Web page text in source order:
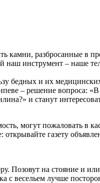
камни, разбросанные в
наш инструмент – наше
бедных и их
– решение вопроса:
и станут
могут пожаловать в
открывайте газету
Позовут на стояние и
с весельем лучше